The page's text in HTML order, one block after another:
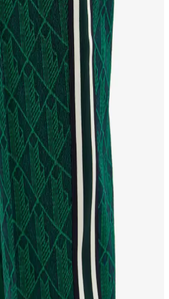
ve şıklığın simgesi olup,
ve moda içindeki yerleri detaylıca
Pantolonlar: Şıklık ve
kaliteli kumaşlar ve çeşitli kesimlerle
ve iş hayatına uygun modern
Şıklık ve Modern
Yeri
tasarımıyla moda dünyasında
bir ikondur. Günlük ve özel
ve kültürel etkileriyle öne çıkan bu
vazgeçilmezi olur.
Moda Dünyasında Zarafetin ve
Simgesi
kimliğinin simgesi olarak şıklık ve
dünyasında önemli bir yer tutar. Modern
stil ve özgünlüğün temsilcisidir.